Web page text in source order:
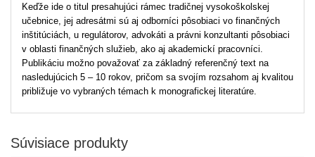
Keďže ide o titul presahujúci rámec tradičnej vysokoškolskej
učebnice, jej adresátmi sú aj odborníci pôsobiaci vo finančných
inštitúciách, u regulátorov, advokáti a právni konzultanti pôsobiaci
v oblasti finančných služieb, ako aj akademickí pracovníci.
Publikáciu možno považovať za základný referenčný text na
nasledujúcich 5 – 10 rokov, pričom sa svojím rozsahom aj kvalitou
približuje vo vybraných témach k monografickej literatúre.
Súvisiace produkty